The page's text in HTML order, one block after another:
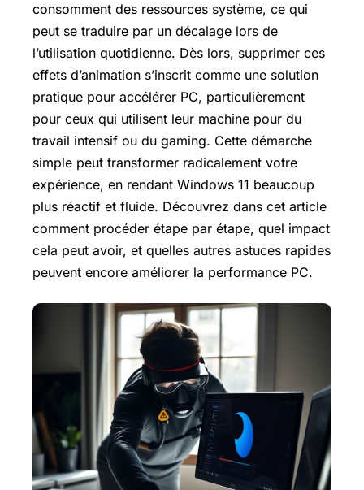
consomment des ressources système, ce qui
peut se traduire par un décalage lors de
l’utilisation quotidienne. Dès lors, supprimer ces
effets d’animation s’inscrit comme une solution
pratique pour accélérer PC, particulièrement
pour ceux qui utilisent leur machine pour du
travail intensif ou du gaming. Cette démarche
simple peut transformer radicalement votre
expérience, en rendant Windows 11 beaucoup
plus réactif et fluide. Découvrez dans cet article
comment procéder étape par étape, quel impact
cela peut avoir, et quelles autres astuces rapides
peuvent encore améliorer la performance PC.